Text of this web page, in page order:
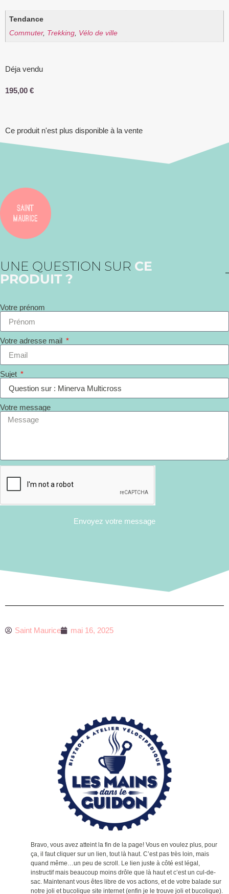
Tendance
Commuter, Trekking, Vélo de ville
Déja vendu
195,00 €
Ce produit n'est plus disponible à la vente
UNE QUESTION SUR CE
PRODUIT ?
Votre prénom
Votre adresse mail
Sujet
Votre message
Envoyez votre message
Saint Maurice mai 16, 2025
Bravo, vous avez atteint la fin de la page! Vous en voulez plus, pour
ça, il faut cliquer sur un lien, tout là haut. C’est pas très loin, mais
quand même…un peu de scroll. Le lien juste à côté est légal,
instructif mais beaucoup moins drôle que là haut et c’est un cul-de-
sac. Maintenant vous êtes libre de vos actions, et de votre balade sur
notre joli et bucolique site internet (enfin je le trouve joli et bucolique).